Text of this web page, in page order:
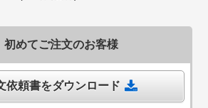
初めてご注文のお客様
依頼書をダウンロード